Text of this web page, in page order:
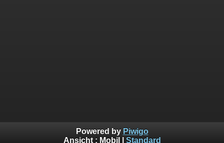
Powered by Piwigo
Ansicht : Mobil Standard